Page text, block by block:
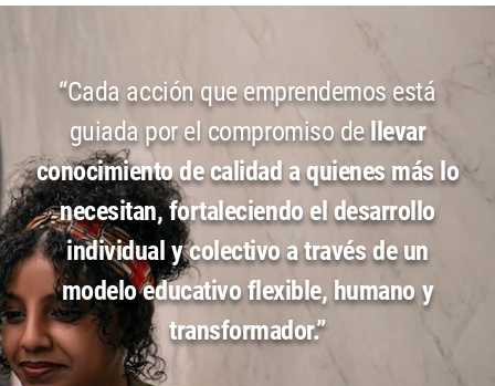
“Cada acción que emprendemos está
guiada por el compromiso dellevar
conocimiento decalidad a quienes más lo
necesitan, fortaleciendo el desarrollo
individual y colectivo através de un
modelo educativo flexible, humano y
transformador.”